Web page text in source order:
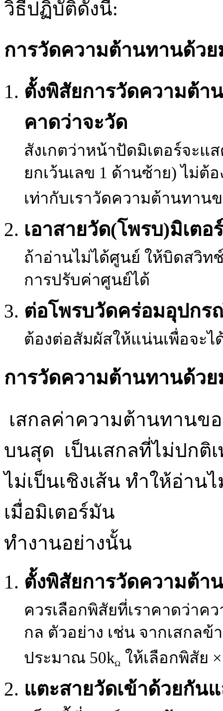
วิธีปฏิบัติดังนี้:
การวัดความต้านทานด้ว
ตั้งพิสัยการวัดความต้า
คาดว่าจะวัด
สังเกตว่าหน้าปัดมิเตอร์จะแ
ยกเว้นเลข 1 ด้านซ้าย) ไม่ต้
เท่ากับเราวัดความต้านทาน
เอาสายวัด(โพรบ)มิเต
ถ้าอ่านไม่ได้ศูนย์ ให้บิดสวิท
การปรับค่าศูนย์ได้
ต่อโพรบวัดคร่อมอุปกร
ต้องต่อสัมผัสให้แน่นเพื่อจะ
การวัดความต้านทานด้ว
เสกลค่าความต้านทานข
บนสุด เป็นเสกลที่ไม่ปกติ
ไม่เป็นเชิงเส้น ทำให้อ่า
เมื่อมิเตอร์มัน
ทำงานอย่างนั้น
ตั้งพิสัยการวัดความต้า
ควรเลือกพิสัยที่เราคาดว่าค
กล ตัวอย่าง เช่น จากเสกล
ประมาณ 50k ให้เลือกพิสัย
แตะสายวัดเข้าด้วยกัน